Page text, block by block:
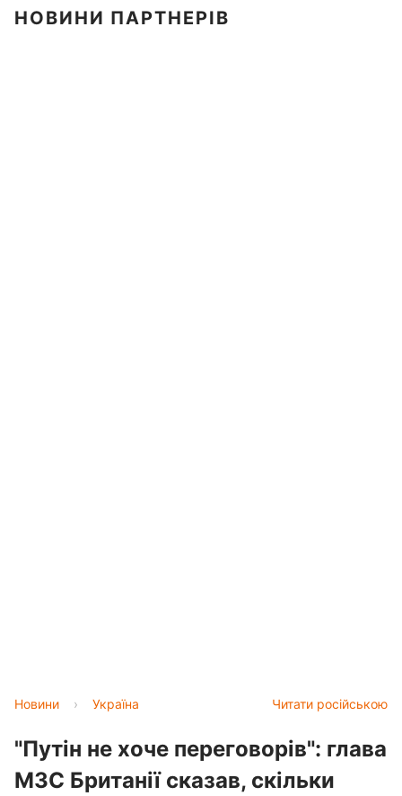
НОВИНИ ПАРТНЕРІВ
Читати російською
Новини › Україна
"Путін не хоче переговорів": глава
МЗС Британії сказав, скільки